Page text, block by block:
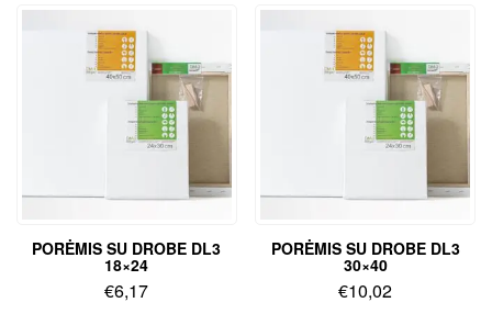
PORĖMIS SU DROBE DL3
18×24
€6,17
PORĖMIS SU DROBE DL3
30×40
€10,02